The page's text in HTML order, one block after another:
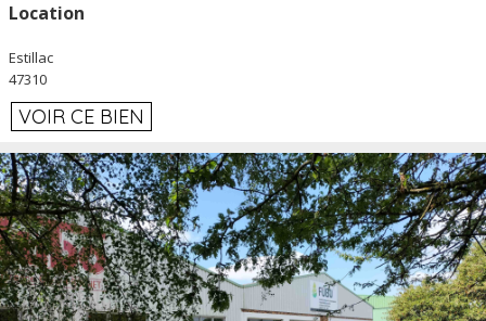
Location
Estillac
47310
VOIR CE BIEN